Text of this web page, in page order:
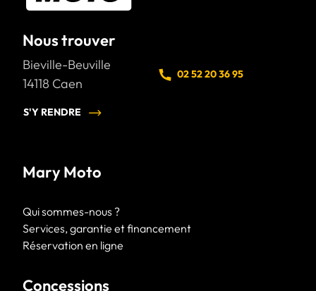
Nous trouver
Bieville-Beuville
14118 Caen
S'Y RENDRE
02 52 20 36 95
Mary Moto
Qui sommes-nous ?
Services, garantie et financement
Réservation en ligne
Concessions